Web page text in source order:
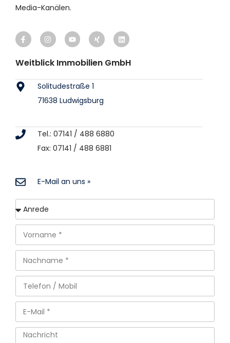
Media-Kanälen.
Weitblick Immobilien GmbH
Solitudestraße 1
71638 Ludwigsburg
Tel.: 07141 / 488 6880
Fax: 07141 / 488 6881
E-Mail an uns »